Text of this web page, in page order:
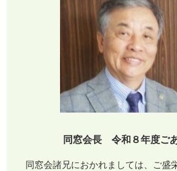
同窓会長 令和８年度ご
同窓会諸兄におかれましては、ご盛